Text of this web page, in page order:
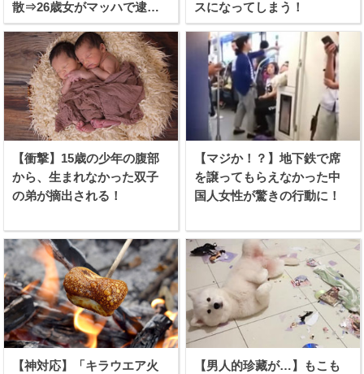
散⇒26歳女がマッハで逮捕
される！
スになってしまう！
【衝撃】15歳の少年の腹部
から、生まれなかった双子
の弟が摘出される！
【マジか！？】地下鉄で席
を譲ってもらえなかった中
国人女性が驚きの行動に！
【神対応】「キラウエア火
【男人的珍藏が…】もこも